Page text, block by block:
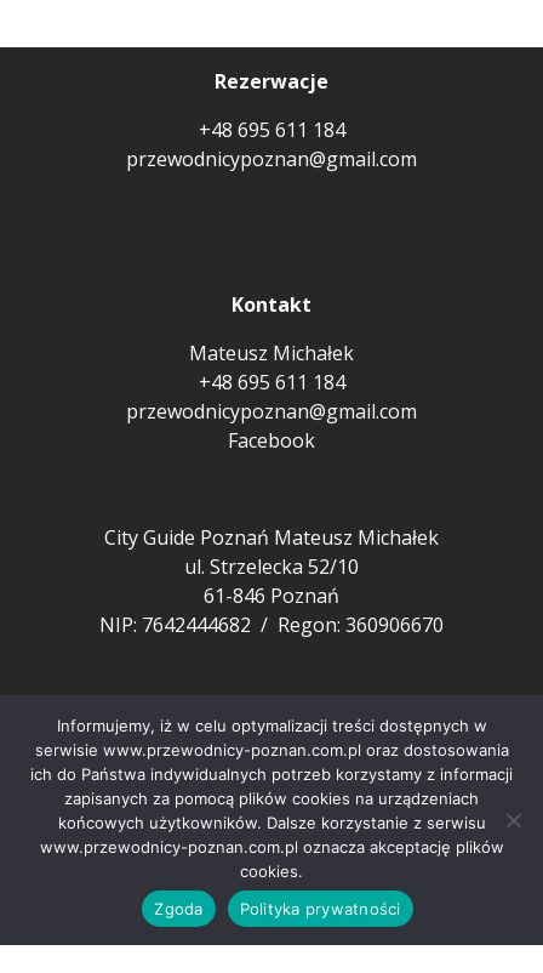
Rezerwacje
+48 695 611 184
przewodnicypoznan@gmail.com
Kontakt
Mateusz Michałek
+48 695 611 184
przewodnicypoznan@gmail.com
Facebook
City Guide Poznań Mateusz Michałek
ul. Strzelecka 52/10
61-846 Poznań
NIP: 7642444682 / Regon: 360906670
Pozostałe
FAQ
Aktualności z Poznania
Nasi przewodnicy
Artykuły o Poznaniu
Polityka prywatności
Copyright © City Guide Przewodnicy Poznań 2022
Informujemy, iż w celu optymalizacji treści dostępnych w
serwisie www.przewodnicy-poznan.com.pl oraz dostosowania
ich do Państwa indywidualnych potrzeb korzystamy z informacji
zapisanych za pomocą plików cookies na urządzeniach
końcowych użytkowników. Dalsze korzystanie z serwisu
www.przewodnicy-poznan.com.pl oznacza akceptację plików
cookies.
Zgoda
Polityka prywatności